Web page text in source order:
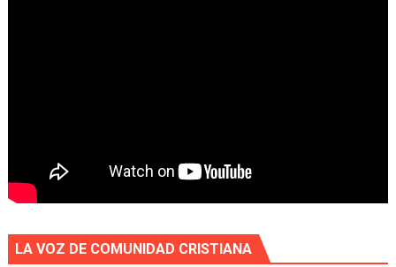
LA VOZ DE COMUNIDAD CRISTIANA